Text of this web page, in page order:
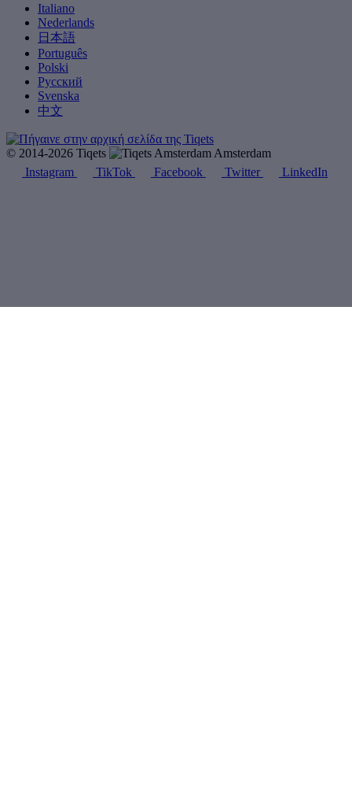
Italiano
Nederlands
日本語
Português
Polski
Русский
Svenska
中文
© 2014-2026 Tiqets
Amsterdam
Instagram
TikTok Facebook Twitter LinkedIn